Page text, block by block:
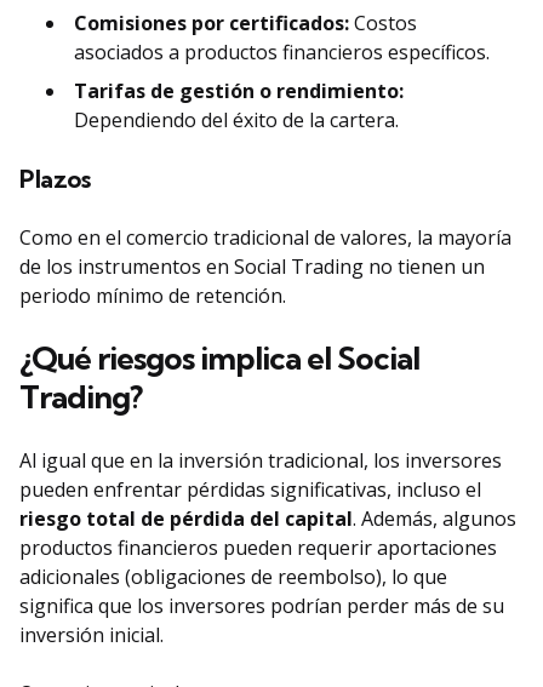
Comisiones por certificados:Costos
asociados a productos financieros específicos.
Tarifas de gestión o rendimiento:
Dependiendo del éxito de la cartera.
Plazos
Como en el comercio tradicional de valores, la mayoría
de los instrumentos en Social Trading no tienen un
periodo mínimo de retención.
¿Qué riesgos implica el Social
Trading?
Al igual que en la inversión tradicional, los inversores
pueden enfrentar pérdidas significativas, incluso el
riesgo total de pérdida del capital. Además, algunos
productos financieros pueden requerir aportaciones
adicionales (obligaciones de reembolso), lo que
significa que los inversores podrían perder más de su
inversión inicial.